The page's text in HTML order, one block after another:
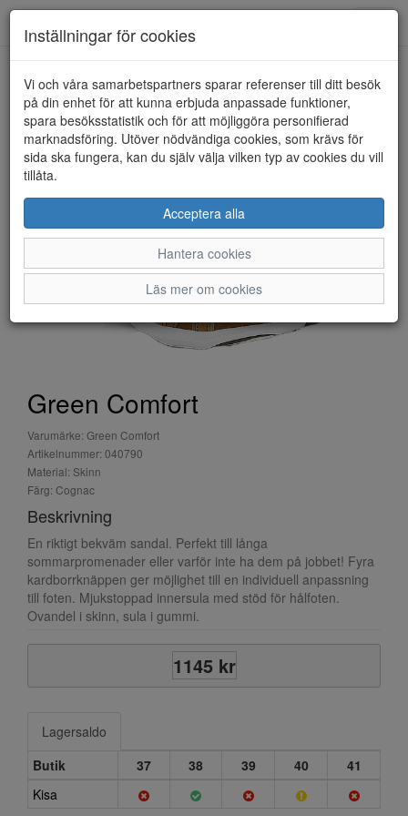
HEM GREEN COMFORT
Green Comfort
Varumärke: Green Comfort
Artikelnummer: 040790
Material: Skinn
Färg: Cognac
Beskrivning
En riktigt bekväm sandal. Perfekt till långa
sommarpromenader eller varför inte ha dem på jobbet! Fyra
kardborrknäppen ger möjlighet till en individuell anpassning
till foten. Mjukstoppad innersula med stöd för hålfoten.
Ovandel i skinn, sula i gummi.
1145 kr
Lagersaldo
Butik
37 38 39 40
41
Kisa
Inställningar för cookies
Vi och våra samarbetspartners sparar referenser till ditt besök
på din enhet för att kunna erbjuda anpassade funktioner,
spara besöksstatistik och för att möjliggöra personifierad
marknadsföring. Utöver nödvändiga cookies, som krävs för
sida ska fungera, kan du själv välja vilken typ av cookies du vill
tillåta.
Acceptera alla
Hantera cookies
Läs mer om cookies